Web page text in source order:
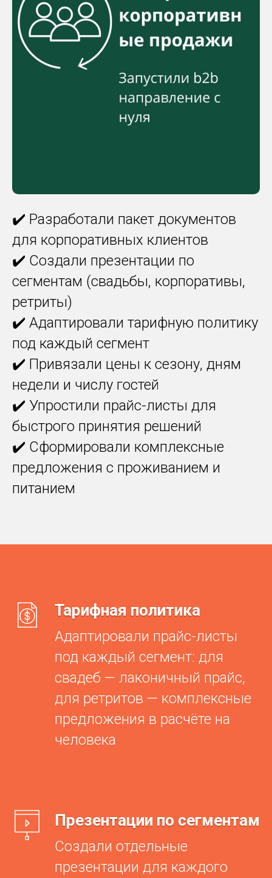
✔️ Разработали пакет документов
для корпоративных клиентов
✔️ Создали презентации по
сегментам (свадьбы, корпоративы,
ретриты)
✔️ Адаптировали тарифную политику
под каждый сегмент
✔️ Привязали цены к сезону, дням
недели и числу гостей
✔️ Упростили прайс-листы для
быстрого принятия решений
✔️ Сформировали комплексные
предложения с проживанием и
питанием
Тарифная политика
Адаптировали прайс-листы
под каждый сегмент: для
свадеб — лаконичный прайс,
для ретритов — комплексные
предложения в расчёте на
человека
Презентации по сегментам
Создали отдельные
презентации для каждого